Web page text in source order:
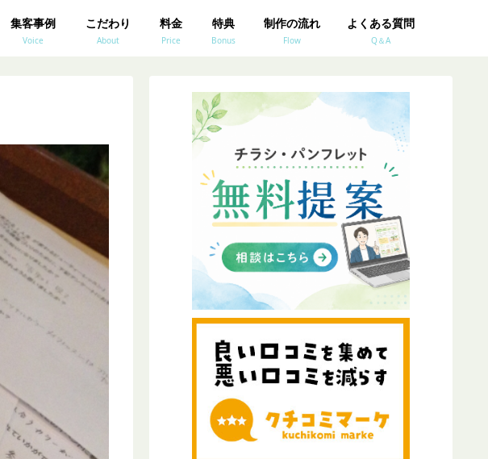
集客事例
Voice
こだわり
About
料金
Price
特典
Bonus
制作の流れ
Flow
よくある質問
Q＆A